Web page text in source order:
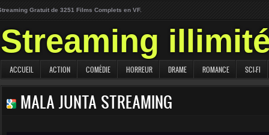
Gratuit de 3251 Films Complets en VF.
Streaming
ACCUEIL ACTION COMÉDIE HORREUR DRAME ROMANCE SCI-FI
MALA JUNTA STREAMING